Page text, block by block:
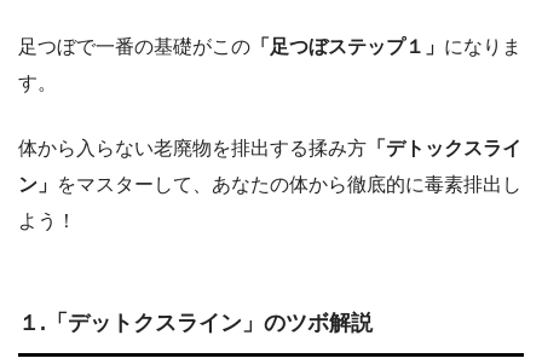
足つぼで一番の基礎がこの 「足つぼステップ１」 になりま
す。
体から入らない老廃物を排出する揉み方 「デトックスライ
ン」 をマスターして、あなたの体から徹底的に毒素排出し
よう！
１.「デットクスライン」のツボ解説